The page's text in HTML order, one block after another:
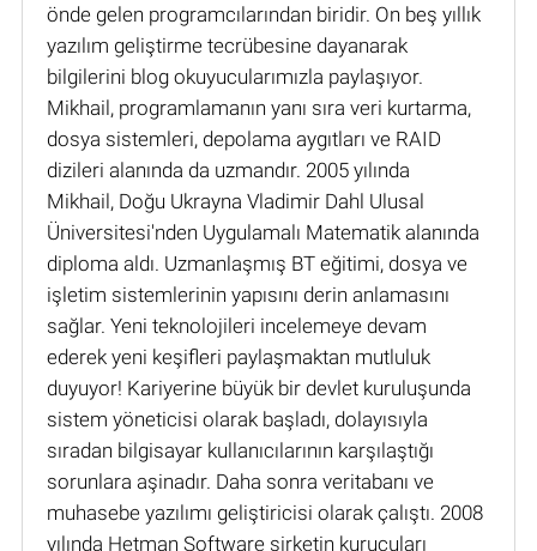
önde gelen programcılarından biridir. On beş yıllık
yazılım geliştirme tecrübesine dayanarak
bilgilerini blog okuyucularımızla paylaşıyor.
Mikhail, programlamanın yanı sıra veri kurtarma,
dosya sistemleri, depolama aygıtları ve RAID
dizileri alanında da uzmandır. 2005 yılında
Mikhail, Doğu Ukrayna Vladimir Dahl Ulusal
Üniversitesi'nden Uygulamalı Matematik alanında
diploma aldı. Uzmanlaşmış BT eğitimi, dosya ve
işletim sistemlerinin yapısını derin anlamasını
sağlar. Yeni teknolojileri incelemeye devam
ederek yeni keşifleri paylaşmaktan mutluluk
duyuyor! Kariyerine büyük bir devlet kuruluşunda
sistem yöneticisi olarak başladı, dolayısıyla
sıradan bilgisayar kullanıcılarının karşılaştığı
sorunlara aşinadır. Daha sonra veritabanı ve
muhasebe yazılımı geliştiricisi olarak çalıştı. 2008
yılında Hetman Software şirketin kurucuları